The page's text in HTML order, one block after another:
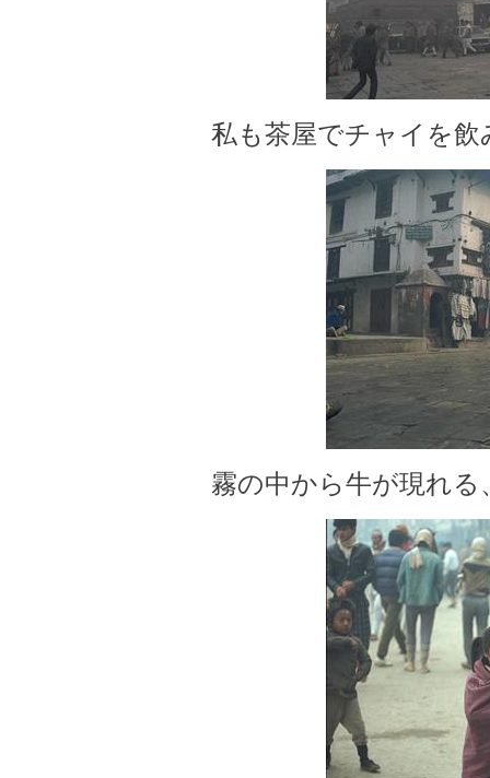
私も茶屋でチャイを飲
霧の中から牛が現れ